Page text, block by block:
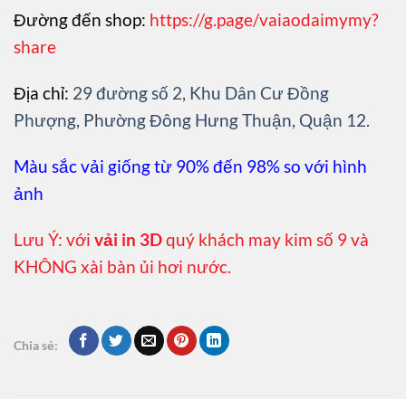
Đường đến shop: https://g.page/vaiaodaimymy?
share
Địa chỉ: 29 đường số 2, Khu Dân Cư Đồng
Phượng, Phường Đông Hưng Thuận, Quận 12.
Màu sắc vải giống từ 90% đến 98% so với hình
ảnh
Lưu Ý: với vải in 3Dquý khách may kim số 9 và
KHÔNG xài bàn ủi hơi nước.
Chia sẻ: